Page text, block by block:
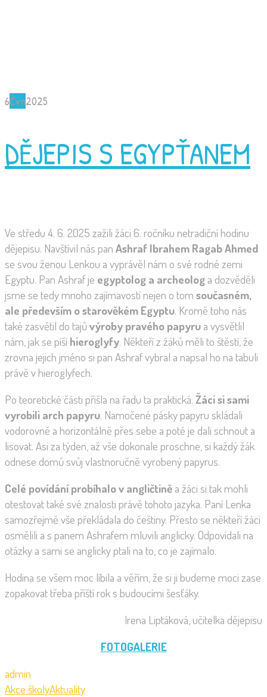
6Čvn2025
DĚJEPIS S EGYPŤANEM
Ve středu 4. 6. 2025 zažili žáci 6. ročníku netradiční hodinu
dějepisu. Navštívil nás pan Ashraf Ibrahem Ragab Ahmed
se svou ženou Lenkou a vyprávěl nám o své rodné zemi
Egyptu. Pan Ashraf je egyptolog a archeolog a dozvěděli
jsme se tedy mnoho zajímavostí nejen o tom současném,
ale především o starověkém Egyptu. Kromě toho nás
také zasvětil do tajůvýroby pravého papyru a vysvětlil
nám, jak se píší hieroglyfy. Někteří z žáků měli to štěstí, že
zrovna jejich jméno si pan Ashraf vybral a napsal ho na tabuli
právě v hieroglyfech.
Po teoretické části přišla na řadu ta praktická. Žáci si sami
vyrobili arch papyru. Namočené pásky papyru skládali
vodorovně a horizontálně přes sebe a poté je dali schnout a
lisovat. Asi za týden, až vše dokonale proschne, si každý žák
odnese domů svůj vlastnoručně vyrobený papyrus.
Celé povídání probíhalov angličtině a žáci si tak mohli
otestovat také své znalosti právě tohoto jazyka. Paní Lenka
samozřejmě vše překládala do češtiny. Přesto se někteří žáci
osmělili a s panem Ashrafem mluvili anglicky. Odpovídali na
otázky a sami se anglicky ptali na to, co je zajímalo.
Hodina se všem moc líbila a věřím, že si ji budeme moci zase
zopakovat třeba příští rok s budoucími šesťáky.
Irena Liptáková, učitelka dějepisu
FOTOGALERIE
admin
Akce školyAktuality